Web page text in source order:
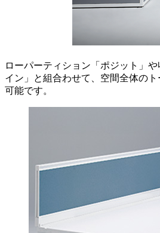
ローパーティション「ポジット」
イン」と組合わせて、空間全体の
可能です。